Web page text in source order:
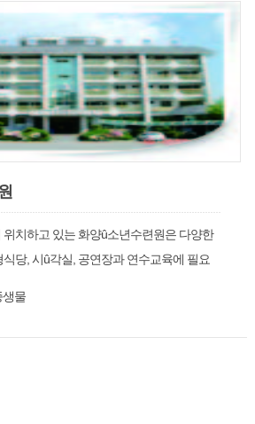
치하고 있는 화양û소년수련원은 다양한
당, 시û각실, 공연장과 연수교육에 필요
생물